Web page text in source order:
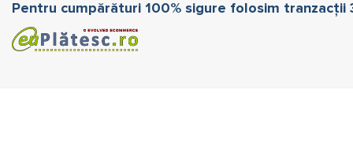
Pentru cumpărături 100% sigure folosim tranzacții